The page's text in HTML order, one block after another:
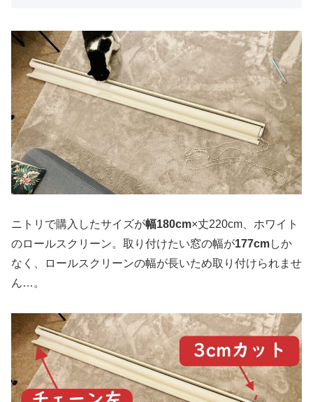
ニトリで購入したサイズが幅180cm×丈220cm、ホワイト
のロールスクリーン。取り付けたい窓の幅が177cmしか
なく、ロールスクリーンの幅が長いため取り付けられませ
ん…。